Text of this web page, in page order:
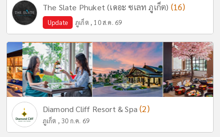
The Slate Phuket (เดอะ ซเลท ภูเก็ต) (16)
Update ภูเก็ต , 10 ส.ค. 69
Diamond Cliff Resort & Spa(2)
ภูเก็ต , 30 ก.ค. 69